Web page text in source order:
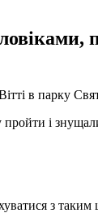
в парку
пройти і
з